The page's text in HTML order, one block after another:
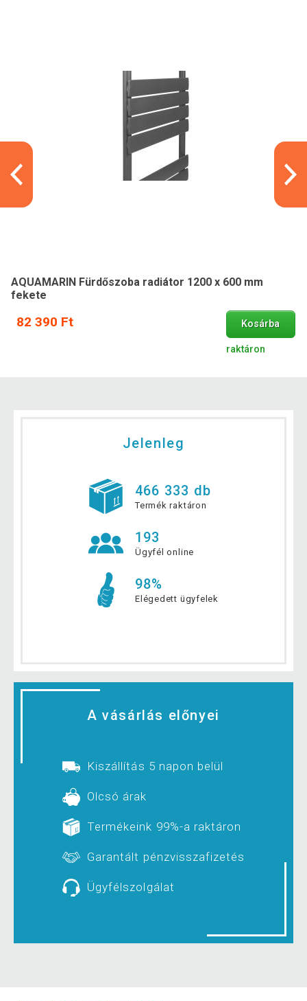
AQUAMARIN Fürdőszoba radiátor 1200 x 600 mm
fekete
82 390 Ft Kosárba
raktáron
Jelenleg
466 333 db
Termék raktáron
193
Ügyfél online
98%
Elégedett ügyfelek
A vásárlás előnyei
Kiszállítás 5 napon belül
Olcsó árak
Termékeink 99%-a raktáron
Garantált pénzvisszafizetés
Ügyfélszolgálat